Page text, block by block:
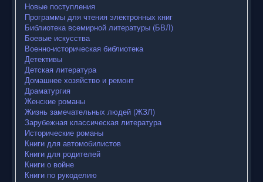
Новые поступления
Программы для чтения электронных книг
Библиотека всемирной литературы (БВЛ)
Боевые искусства
Военно-историческая библиотека
Детективы
Детская литература
Домашнее хозяйство и ремонт
Драматургия
Женские романы
Жизнь замечательных людей (ЖЗЛ)
Зарубежная классическая литература
Исторические романы
Книги для автомобилистов
Книги для родителей
Книги о войне
Книги по рукоделию